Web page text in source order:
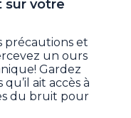
sur votre
précautions et
un ours
Gardez
ait accès à
du bruit pour